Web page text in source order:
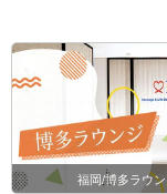
福岡/博多ラウン